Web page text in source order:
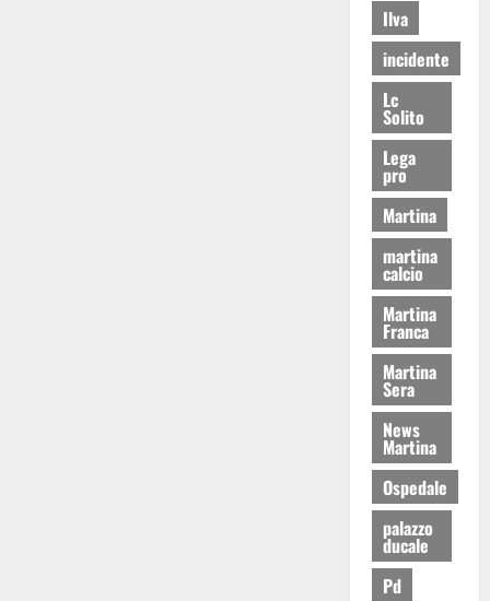
Ilva
incidente
Lc
Solito
Lega
pro
Martina
martina
calcio
Martina
Franca
Martina
Sera
News
Martina
Ospedale
palazzo
ducale
Pd